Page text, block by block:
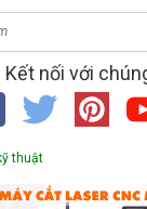
Kết nối với
thuật